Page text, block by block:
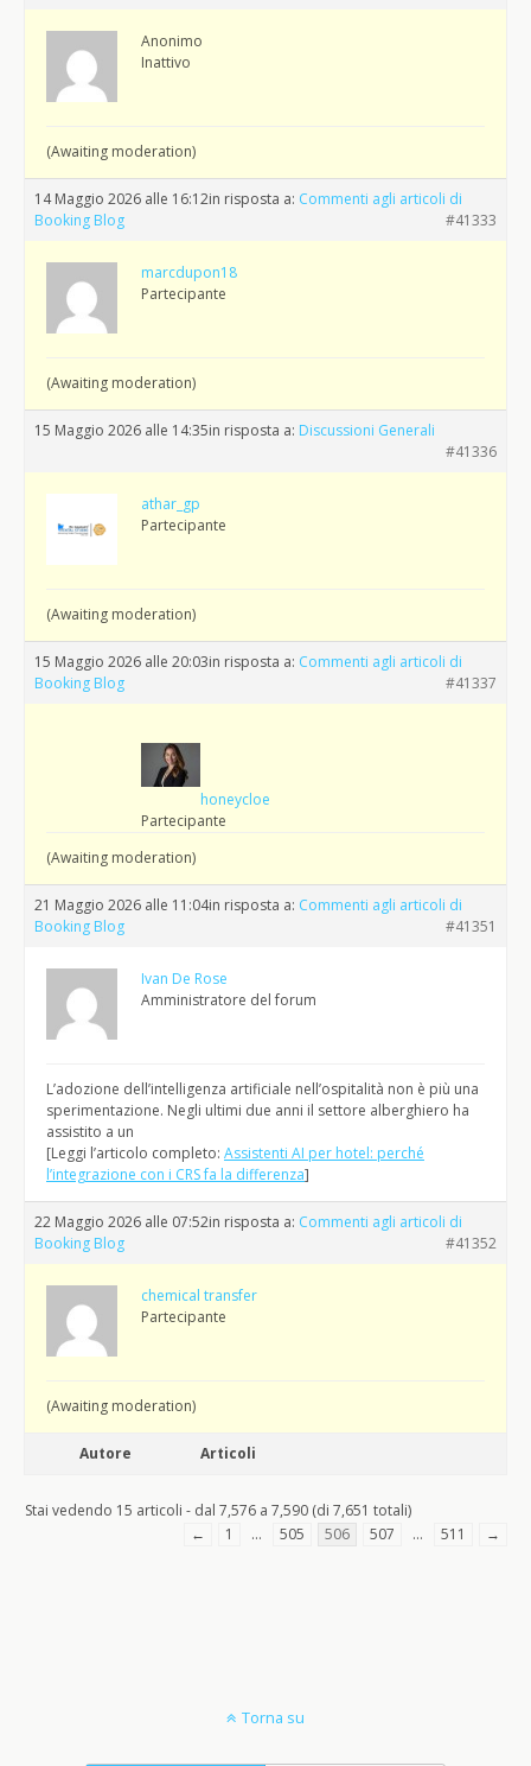
Anonimo
Inattivo
(Awaiting moderation)
14 Maggio 2026 alle 16:12in risposta a: Commenti agli articoli di
Booking Blog
#41333
marcdupon18
Partecipante
(Awaiting moderation)
15 Maggio 2026 alle 14:35in risposta a: Discussioni Generali
#41336
athar_gp
Partecipante
(Awaiting moderation)
15 Maggio 2026 alle 20:03in risposta a: Commenti agli articoli di
Booking Blog
#41337
honeycloe
Partecipante
(Awaiting moderation)
21 Maggio 2026 alle 11:04in risposta a: Commenti agli articoli di
Booking Blog
#41351
Ivan De Rose
Amministratore del forum
L’adozione dell’intelligenza artificiale nell’ospitalità non è più una
sperimentazione. Negli ultimi due anni il settore alberghiero ha
assistito a un
[Leggi l’articolo completo: Assistenti AI per hotel: perché
l’integrazione con i CRS fa la differenza]
22 Maggio 2026 alle 07:52in risposta a: Commenti agli articoli di
Booking Blog
#41352
chemical transfer
Partecipante
(Awaiting moderation)
Autore Articoli
Stai vedendo 15 articoli - dal 7,576 a 7,590 (di 7,651 totali)
←
1 … 505 506 507 … 511 →
Torna su